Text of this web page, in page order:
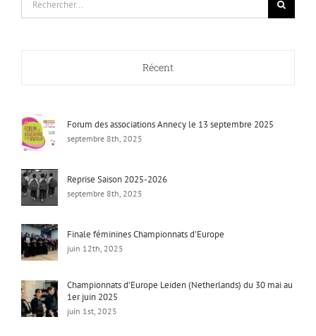
Récent
Forum des associations Annecy le 13 septembre 2025
septembre 8th, 2025
Reprise Saison 2025-2026
septembre 8th, 2025
Finale féminines Championnats d’Europe
juin 12th, 2025
Championnats d’Europe Leiden (Netherlands) du 30 mai au
1er juin 2025
juin 1st, 2025